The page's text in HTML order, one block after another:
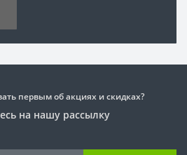
на каблуке
на платформе
из натуральной кожи и меха
первым об акциях и скидках?
на нашу рассылку